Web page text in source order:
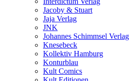
Jacoby & Stuart
Jaja Verlag
JNK
Johannes Schimmsel Verlag
Knesebeck
Kollektiv Hamburg
Konturblau
Kult Comics